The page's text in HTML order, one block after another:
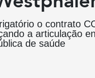
o contrato
a articulação
de saúde